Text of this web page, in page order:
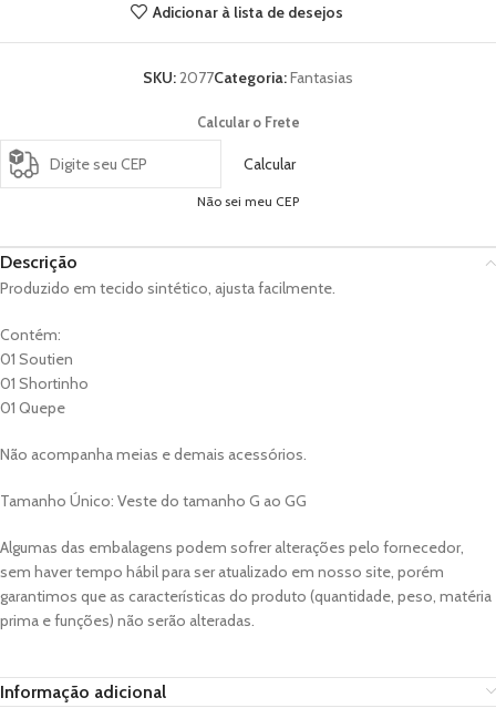
Adicionar à lista de desejos
SKU:2077Categoria:Fantasias
Calcular o Frete
Calcular
Não sei meu CEP
Descrição
Produzido em tecido sintético, ajusta facilmente.
Contém:
01 Soutien
01 Shortinho
01 Quepe
Não acompanha meias e demais acessórios.
Tamanho Único: Veste do tamanho G ao GG
Algumas das embalagens podem sofrer alterações pelo fornecedor,
sem haver tempo hábil para ser atualizado em nosso site, porém
garantimos que as características do produto (quantidade, peso, matéria
prima e funções) não serão alteradas.
Informação adicional